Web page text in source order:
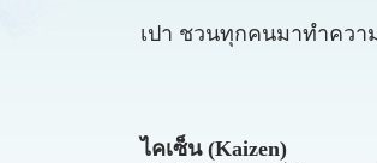
เปา ชวนทุกคนมาทำควา
ไคเซ็น (Kaizen)